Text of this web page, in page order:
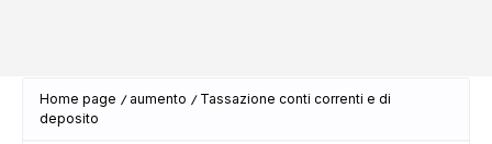
Home page aumento
Tassazione conti correnti e di
deposito